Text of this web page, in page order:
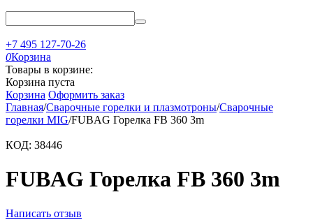
+7 495 127-70-26
0Корзина
Товары в корзине:
Корзина пуста
Корзина Оформить заказ
Главная/Сварочные горелки и плазмотроны/Сварочные
горелки MIG/FUBAG Горелка FB 360 3m
КОД: 38446
FUBAG Горелка FB 360 3m
Написать отзыв